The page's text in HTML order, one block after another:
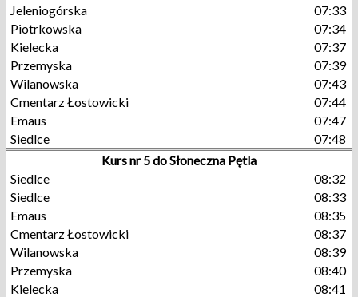
Jeleniogórska
07:33
Piotrkowska
07:34
Kielecka
07:37
Przemyska
07:39
Wilanowska
07:43
Cmentarz Łostowicki
07:44
Emaus
07:47
Siedlce
07:48
Kurs nr 5 do Słoneczna Pętla
Siedlce
08:32
Siedlce
08:33
Emaus
08:35
Cmentarz Łostowicki
08:37
Wilanowska
08:39
Przemyska
08:40
Kielecka
08:41